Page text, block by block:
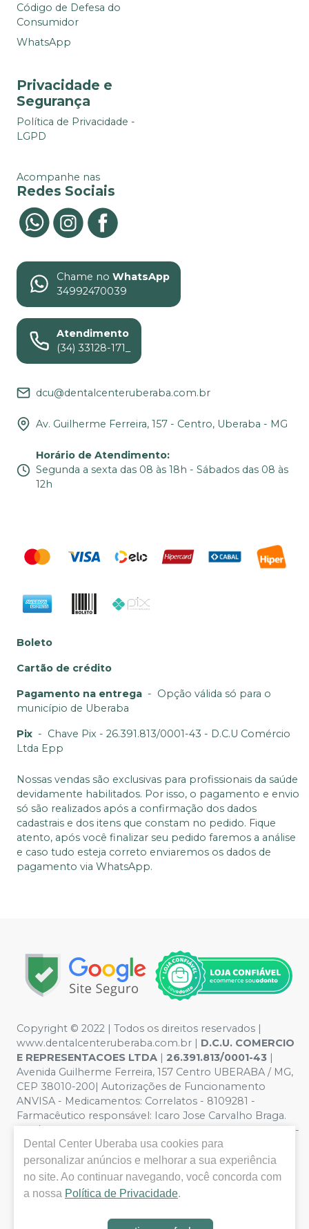
Código de Defesa do
Consumidor
WhatsApp
Privacidade e
Segurança
Política de Privacidade -
LGPD
Acompanhe nas
Redes Sociais
Chame no WhatsApp
34992470039
Atendimento
(34) 33128-171_
dcu@dentalcenteruberaba.com.br
Av. Guilherme Ferreira, 157 - Centro, Uberaba - MG
Horário de Atendimento:
Segunda a sexta das 08 às 18h - Sábados das 08 às
12h
Boleto
Cartão de crédito
Pagamento na entrega - Opção válida só para o
município de Uberaba
Pix - Chave Pix - 26.391.813/0001-43 - D.C.U Comércio
Ltda Epp
Nossas vendas são exclusivas para profissionais da saúde
devidamente habilitados. Por isso, o pagamento e envio
só são realizados após a confirmação dos dados
cadastrais e dos itens que constam no pedido. Fique
atento, após você finalizar seu pedido faremos a análise
e caso tudo esteja correto enviaremos os dados de
pagamento via WhatsApp.
Copyright © 2022 | Todos os direitos reservados |
www.dentalcenteruberaba.com.br | D.C.U. COMERCIO
E REPRESENTACOES LTDA | 26.391.813/0001-43 |
Avenida Guilherme Ferreira, 157 Centro UBERABA / MG,
CEP 38010-200| Autorizações de Funcionamento
ANVISA - Medicamentos: Correlatos - 8109281 -
Farmacêutico responsável: Icaro Jose Carvalho Braga.
CRF/MG nº 53.000 | Política de Privacidade e Segurança -
Fotos meramente ilustrativas - Os preços e condições
da loja virtual estão sujeitos a alterações. Em caso de
divergência de preços no site, o valor válido é o do
Carrinho de Compra. Não vendemos por atacado, por
isso nos reservamos o direito de não atender compras
de grandes volumes pelo site.
Dental Center Uberaba usa cookies para
personalizar anúncios e melhorar a sua experiência
no site. Ao continuar navegando, você concorda com
a nossa Política de Privacidade.